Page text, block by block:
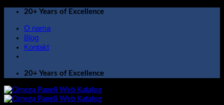
Skip
content
20+ Years of Excellence
O nama
Blog
Kontakt
20+ Years of Excellence